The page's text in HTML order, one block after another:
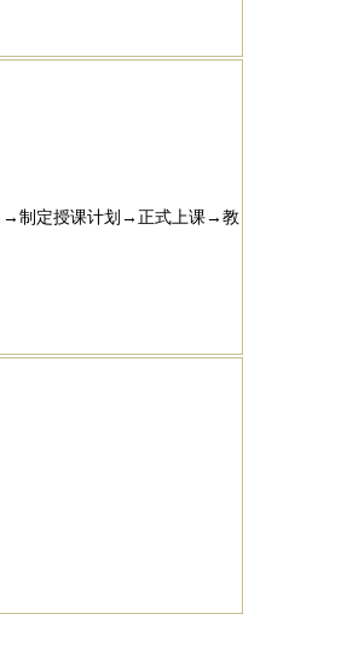
→制定授课计划→正式上课→教